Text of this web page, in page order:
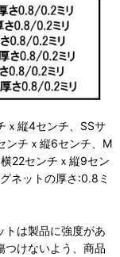
ｘ縦4センチ、SSサ
ンチｘ縦6センチ、M
22センチｘ縦9セン
ネットの厚さ:0.8ミ
トは製品に強度があ
つけないよう、商品